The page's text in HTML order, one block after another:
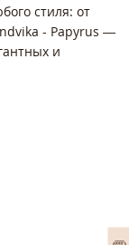
стиля: от
- Papyrus —
и